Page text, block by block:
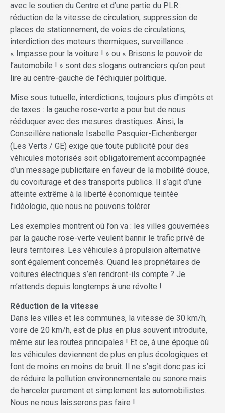
avec le soutien du Centre et d’une partie du PLR :
réduction de la vitesse de circulation, suppression de
places de stationnement, de voies de circulations,
interdiction des moteurs thermiques, surveillance…
« Impasse pour la voiture ! » ou « Brisons le pouvoir de
l’automobile ! » sont des slogans outranciers qu’on peut
lire au centre-gauche de l’échiquier politique.
Mise sous tutuelle, interdictions, toujours plus d’impôts et
de taxes : la gauche rose-verte a pour but de nous
rééduquer avec des mesures drastiques. Ainsi, la
Conseillère nationale Isabelle Pasquier-Eichenberger
(Les Verts / GE) exige que toute publicité pour des
véhicules motorisés soit obligatoirement accompagnée
d’un message publicitaire en faveur de la mobilité douce,
du covoiturage et des transports publics. Il s’agit d’une
atteinte extrême à la liberté économique teintée
l’idéologie, que nous ne pouvons tolérer
Les exemples montrent où l’on va : les villes gouvernées
par la gauche rose-verte veulent bannir le trafic privé de
leurs territoires. Les véhicules à propulsion alternative
sont également concernés. Quand les propriétaires de
voitures électriques s’en rendront-ils compte ? Je
m’attends depuis longtemps à une révolte !
Réduction de la vitesse
Dans les villes et les communes, la vitesse de 30 km/h,
voire de 20 km/h, est de plus en plus souvent introduite,
même sur les routes principales ! Et ce, à une époque où
les véhicules deviennent de plus en plus écologiques et
font de moins en moins de bruit. Il ne s’agit donc pas ici
de réduire la pollution environnementale ou sonore mais
de harceler purement et simplement les automobilistes.
Nous ne nous laisserons pas faire !